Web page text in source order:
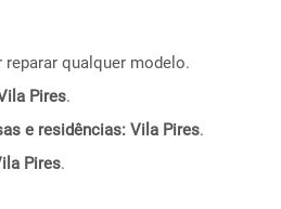
qualquer modelo.
Pires.
e residências: Vila Pires.
Pires.